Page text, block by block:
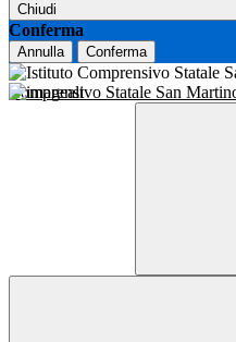
Chiudi
Conferma
Annulla Conferma
Comprensivo Statale San